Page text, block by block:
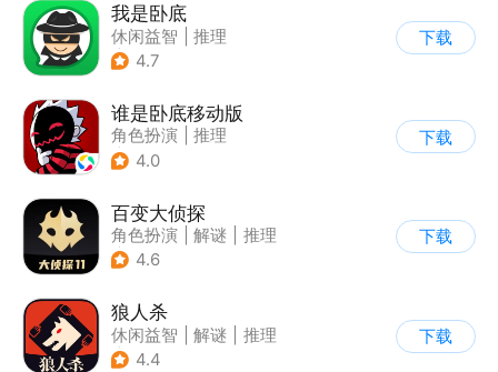
我是卧底
休闲益智
推理
| 派对游戏
4.7
下载
谁是卧底移动版
角色扮演
推理
| 谁是卧底
4.0
下载
百变大侦探
角色扮演 解谜
推理
| 派对游戏
4.6
下载
狼人杀
休闲益智 解谜
推理
| 狼人杀
4.4
下载